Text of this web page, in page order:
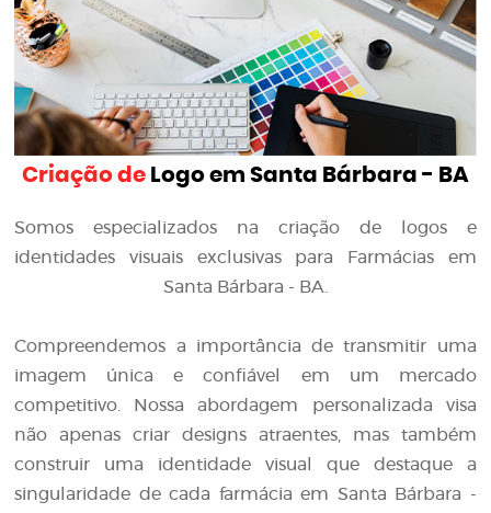
Criação deLogo em Santa Bárbara - BA
Somos especializados na criação de logos e
identidades visuais exclusivas para Farmácias em
Santa Bárbara - BA.
Compreendemos a importância de transmitir uma
imagem única e confiável em um mercado
competitivo. Nossa abordagem personalizada visa
não apenas criar designs atraentes, mas também
construir uma identidade visual que destaque a
singularidade de cada farmácia em Santa Bárbara -